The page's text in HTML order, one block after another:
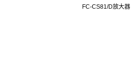
FC-CS81/D放大器